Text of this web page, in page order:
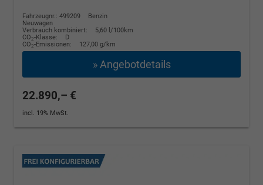
Fahrzeugnr.: 499209
Benzin
Neuwagen
Verbrauch kombiniert:
5,60 l/100km
CO2-Klasse:
D
CO2-Emissionen: 127,00 g/km
» Angebotdetails
22.890,– €
incl. 19% MwSt.